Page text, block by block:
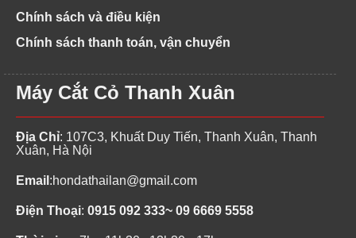
Chính sách và điều kiện
Chính sách thanh toán, vận chuyển
Máy Cắt Cỏ Thanh Xuân
Địa Chỉ: 107C3, Khuất Duy Tiến, Thanh Xuân, Thanh
Xuân, Hà Nội
Email :hondathailan@gmail.com
Điện Thoại: 0915 092 333~ 09 6669 5558